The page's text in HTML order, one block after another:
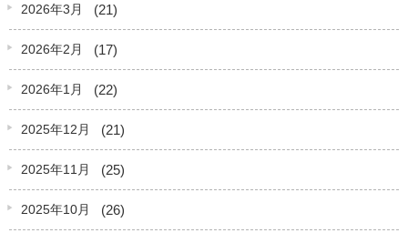
2026年3月 (21)
2026年2月 (17)
2026年1月 (22)
2025年12月 (21)
2025年11月 (25)
2025年10月 (26)